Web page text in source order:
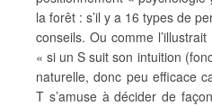
la forêt : s’il y a 16 types de
conseils. Ou comme
« si un S suit son intuition
naturelle, donc peu efficace
T s’amuse à décider de